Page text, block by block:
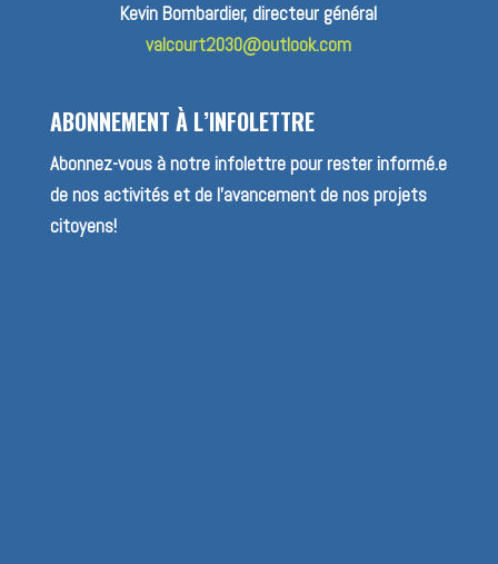
Kevin Bombardier, directeur général
valcourt2030@outlook.com
ABONNEMENT À L’INFOLETTRE
Abonnez-vous à notre infolettre pour rester informé.e
de nos activités et de l’avancement de nos projets
citoyens!